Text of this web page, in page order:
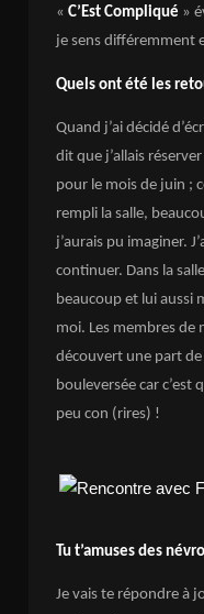
« C’Est Compliqué »
je sens différemment
Quels ont été les
Quand j’ai décidé
dit que j’allais
pour le mois de juin ;
rempli la salle,
j’aurais pu imaginer.
continuer. Dans la
beaucoup et lui aussi
moi. Les membres de
découvert une part de
bouleversée car c’est
peu con (rires) !
Tu t’amuses des
Je vais te répondre à